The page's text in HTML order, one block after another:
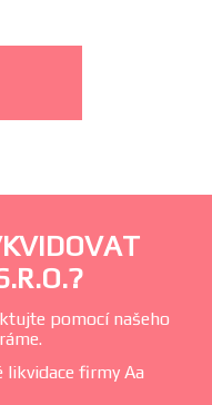
pomocí našeho
likvidace firmy Aa